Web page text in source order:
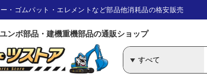
・ゴムパット・エレメントなど部品他消耗品の格安販売
ンボ部品・建機重機部品の通販ショップ